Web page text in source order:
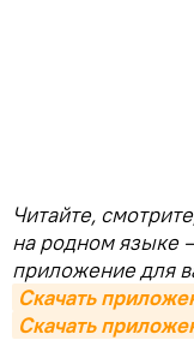
Читайте,
на родном языке
приложение для
Скачать
Скачать